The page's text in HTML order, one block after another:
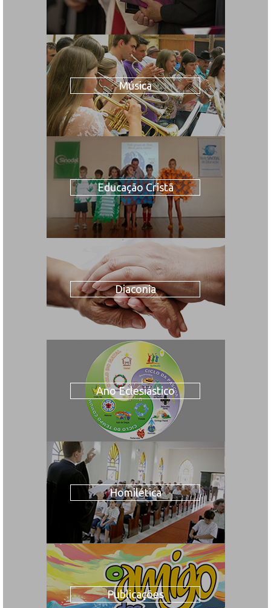
Música
Educação Cristã
Diaconia
Ano Eclesiástico
Homilética
Publicações